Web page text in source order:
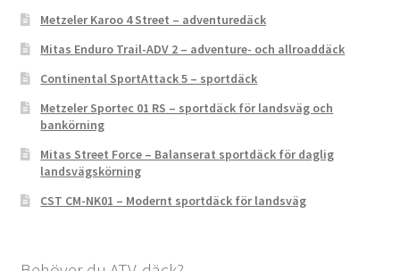
Metzeler Karoo 4 Street – adventuredäck
Mitas Enduro Trail-ADV 2 – adventure- och allroaddäck
Continental SportAttack 5 – sportdäck
Metzeler Sportec 01 RS – sportdäck för landsväg och
bankörning
Mitas Street Force – Balanserat sportdäck för daglig
landsvägskörning
CST CM-NK01 – Modernt sportdäck för landsväg